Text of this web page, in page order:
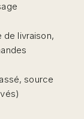
livraison,
source